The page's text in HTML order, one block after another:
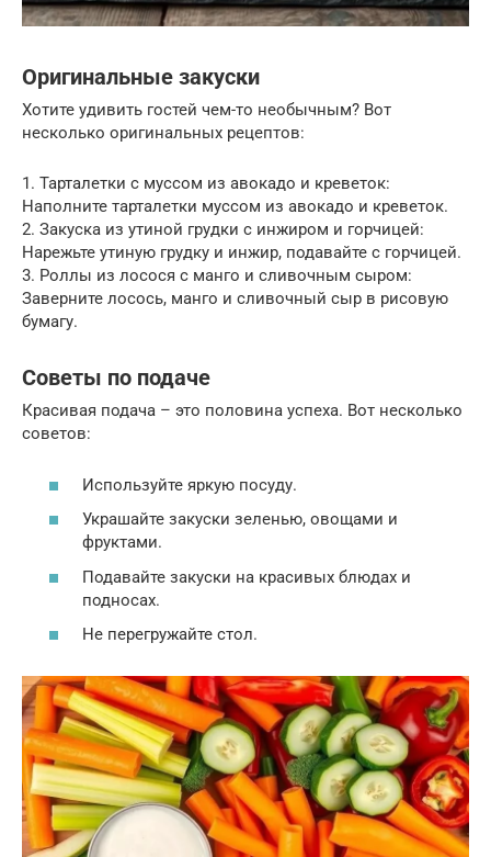
Оригинальные закуски
Хотите удивить гостей чем-то необычным? Вот
несколько оригинальных рецептов:
1. Тарталетки с муссом из авокадо и креветок:
Наполните тарталетки муссом из авокадо и креветок.
2. Закуска из утиной грудки с инжиром и горчицей:
Нарежьте утиную грудку и инжир, подавайте с горчицей.
3. Роллы из лосося с манго и сливочным сыром:
Заверните лосось, манго и сливочный сыр в рисовую
бумагу.
Советы по подаче
Красивая подача – это половина успеха. Вот несколько
советов:
Используйте яркую посуду.
Украшайте закуски зеленью, овощами и
фруктами.
Подавайте закуски на красивых блюдах и
подносах.
Не перегружайте стол.